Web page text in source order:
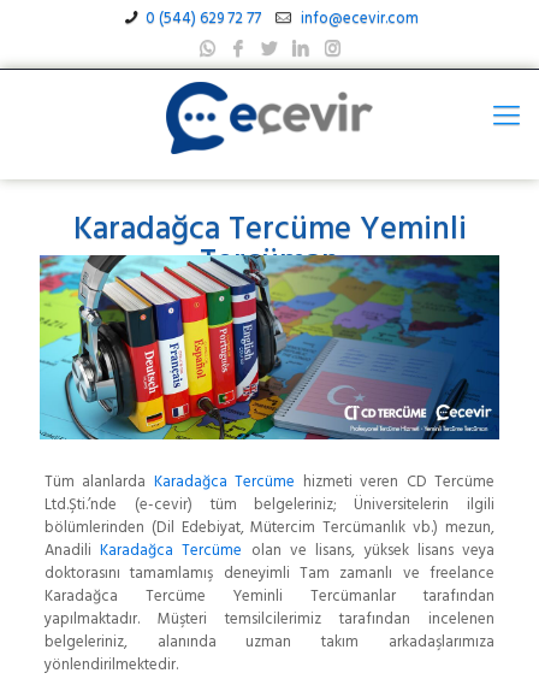
0 (544) 629 72 77 info@ecevir.com
Karadağca Tercüme Yeminli
Tercüman
Tüm alanlarda Karadağca Tercüme hizmeti veren CD Tercüme
Ltd.Şti.’nde (e-cevir) tüm belgeleriniz; Üniversitelerin ilgili
bölümlerinden (Dil Edebiyat, Mütercim Tercümanlık vb.) mezun,
AnadiliKaradağca Tercüme olan ve lisans, yüksek lisans veya
doktorasını tamamlamış deneyimli Tam zamanlı ve freelance
Karadağca Tercüme Yeminli Tercümanlar tarafından
yapılmaktadır. Müşteri temsilcilerimiz tarafından incelenen
belgeleriniz, alanında uzman takım arkadaşlarımıza
yönlendirilmektedir.